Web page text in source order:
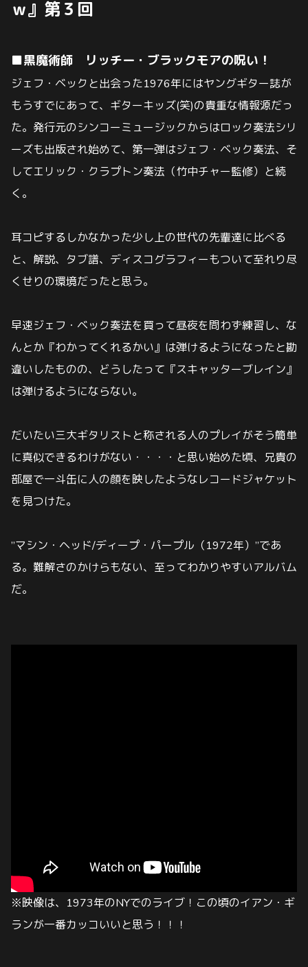
ｗ』第３回
■黒魔術師 リッチー・ブラックモアの呪い！
ジェフ・ベックと出会った1976年にはヤングギター誌が
もうすでにあって、ギターキッズ(笑)の貴重な情報源だっ
た。 発行元のシンコーミュージックからはロック奏法シリ
ーズも出版され始めて、第一弾はジェフ・ベック奏法、そ
してエリック・クラプトン奏法（竹中チャー監修）と続
く。
耳コピするしかなかった少し上の世代の先輩達に比べる
と、解説、タブ譜、ディスコグラフィーもついて至れり尽
くせりの環境だったと思う。
早速ジェフ・ベック奏法を買って昼夜を問わず練習し、な
んとか『わかってくれるかい』は弾けるようになったと勘
違いしたものの、どうしたって『スキャッターブレイン』
は弾けるようにならない。
だいたい三大ギタリストと称される人のプレイがそう簡単
に真似できるわけがない・・・・と思い始めた頃、兄貴の
部屋で一斗缶に人の顔を映したようなレコードジャケット
を見つけた。
”マシン・ヘッド/ディープ・パープル（1972年）”であ
る。難解さのかけらもない、至ってわかりやすいアルバム
だ。
※映像は、1973年のNYでのライブ！この頃のイアン・ギ
ランが一番カッコいいと思う！！！